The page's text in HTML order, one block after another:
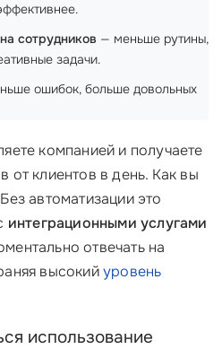
сотрудников — меньше рутины,
задачи.
ошибок, больше довольных
компанией и получаете
от клиентов в день. Как вы
автоматизации это
интеграционными услугами
отвечать на
высокийуровень
использование